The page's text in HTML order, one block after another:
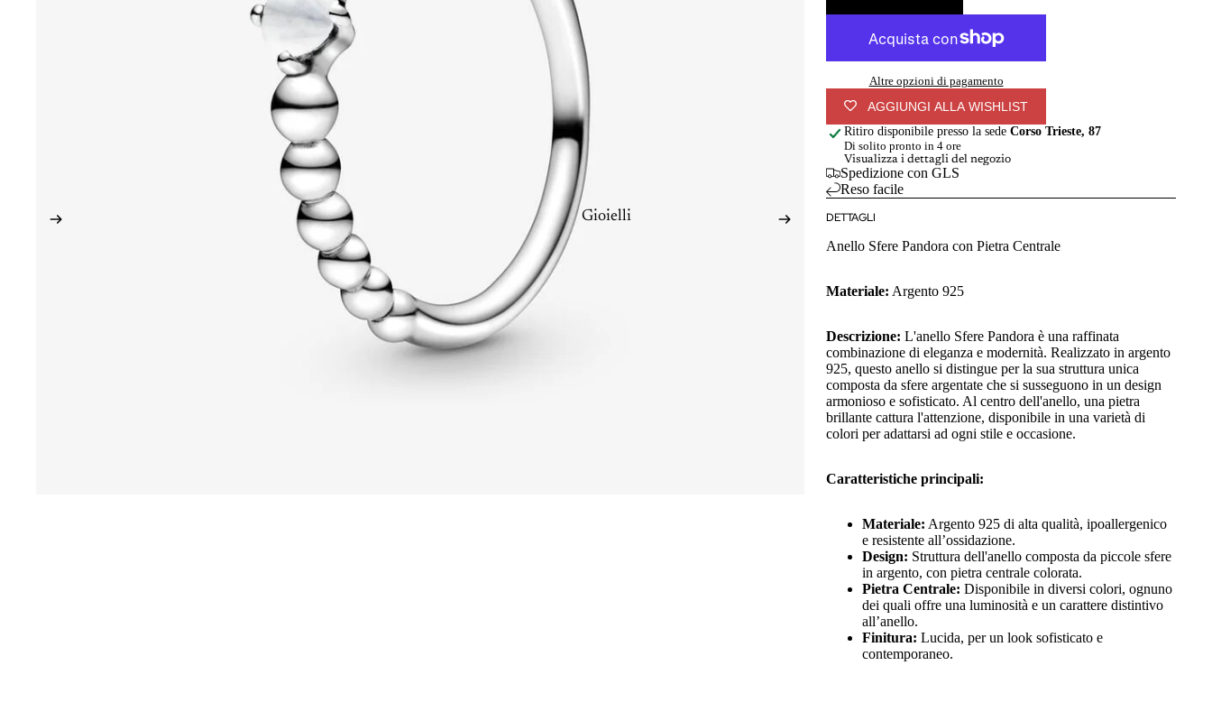
Gioielli
Altre opzioni di pagamento
AGGIUNGI ALLA WISHLIST
Ritiro disponibile presso la sede Corso Trieste, 87
Di solito pronto in 4 ore
Visualizza i dettagli del negozio
Spedizione con GLS
Reso facile
DETTAGLI
Anello Sfere Pandora con Pietra Centrale
Materiale: Argento 925
Descrizione: L'anello Sfere Pandora è una raffinata
combinazione di eleganza e modernità. Realizzato in argento
925, questo anello si distingue per la sua struttura unica
composta da sfere argentate che si susseguono in un design
armonioso e sofisticato. Al centro dell'anello, una pietra
brillante cattura l'attenzione, disponibile in una varietà di
colori per adattarsi ad ogni stile e occasione.
Caratteristiche principali:
Materiale: Argento 925 di alta qualità, ipoallergenico
e resistente all’ossidazione.
Design: Struttura dell'anello composta da piccole sfere
in argento, con pietra centrale colorata.
Pietra Centrale: Disponibile in diversi colori, ognuno
dei quali offre una luminosità e un carattere distintivo
all’anello.
Finitura: Lucida, per un look sofisticato e
contemporaneo.